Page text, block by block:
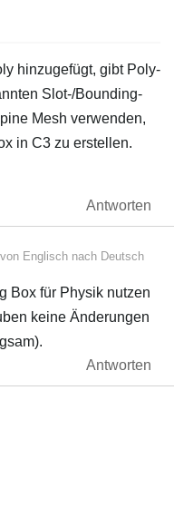
hinzugefügt, gibt Poly-
Slot-/Bounding-
Mesh verwenden,
in C3 zu erstellen.
Antworten
Englisch nach Deutsch
Box für Physik nutzen
keine Änderungen
Antworten